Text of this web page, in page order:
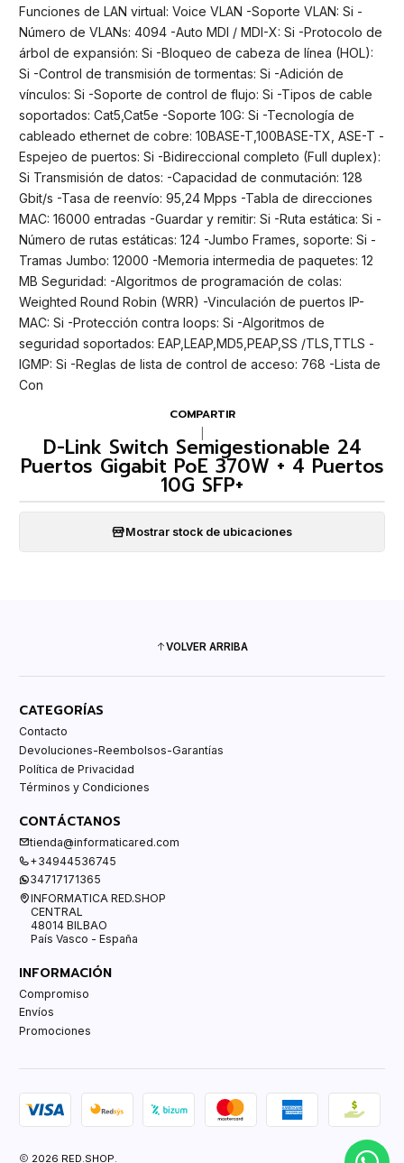
Funciones de LAN virtual: Voice VLAN -Soporte VLAN: Si -
Número de VLANs: 4094 -Auto MDI / MDI-X: Si -Protocolo de
árbol de expansión: Si -Bloqueo de cabeza de línea (HOL):
Si -Control de transmisión de tormentas: Si -Adición de
vínculos: Si -Soporte de control de flujo: Si -Tipos de cable
soportados: Cat5,Cat5e -Soporte 10G: Si -Tecnología de
cableado ethernet de cobre: 10BASE-T,100BASE-TX, ASE-T -
Espejeo de puertos: Si -Bidireccional completo (Full duplex):
Si Transmisión de datos: -Capacidad de conmutación: 128
Gbit/s -Tasa de reenvío: 95,24 Mpps -Tabla de direcciones
MAC: 16000 entradas -Guardar y remitir: Si -Ruta estática: Si -
Número de rutas estáticas: 124 -Jumbo Frames, soporte: Si -
Tramas Jumbo: 12000 -Memoria intermedia de paquetes: 12
MB Seguridad: -Algoritmos de programación de colas:
Weighted Round Robin (WRR) -Vinculación de puertos IP-
MAC: Si -Protección contra loops: Si -Algoritmos de
seguridad soportados: EAP,LEAP,MD5,PEAP,SS /TLS,TTLS -
IGMP: Si -Reglas de lista de control de acceso: 768 -Lista de
Con
COMPARTIR
D-Link Switch Semigestionable 24
Puertos Gigabit PoE 370W + 4 Puertos
10G SFP+
Mostrar stock de ubicaciones
VOLVER ARRIBA
CATEGORÍAS
Contacto
Devoluciones-Reembolsos-Garantías
Política de Privacidad
Términos y Condiciones
CONTÁCTANOS
tienda@informaticared.com
+34944536745
34717171365
INFORMATICA RED.SHOP
CENTRAL
48014 BILBAO
País Vasco - España
INFORMACIÓN
Compromiso
Envíos
Promociones
2026 RED.SHOP.